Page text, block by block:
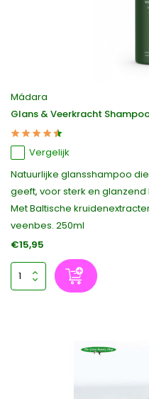
Mádara
Glans & Veerkracht
Vergelijk
Natuurlijke glansshampoo
geeft, voor sterk en
Met Baltische
veenbes. 250ml
€15,95